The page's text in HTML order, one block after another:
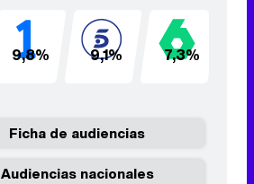
9,8% 9,1% 7,3%
Ficha de audiencias
Audiencias nacionales